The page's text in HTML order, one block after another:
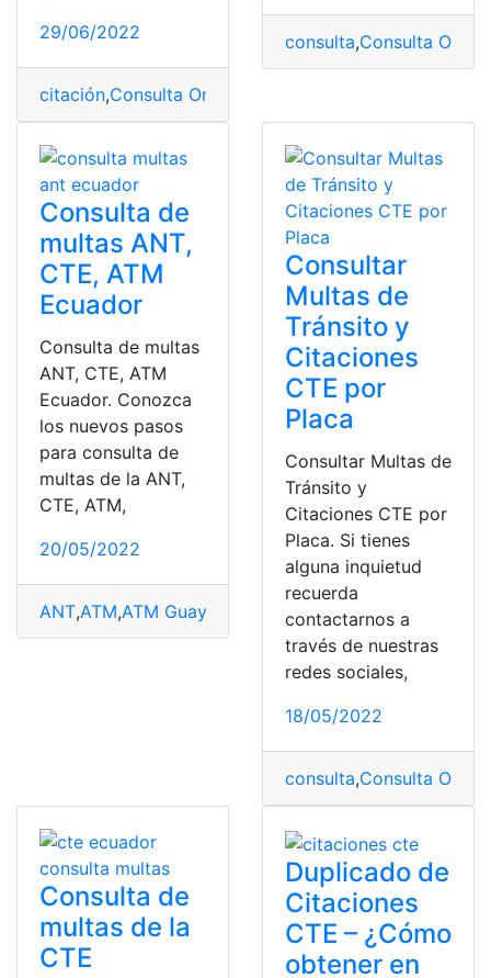
29/06/2022
citación,Consulta Online
consulta,Consulta Online
Consulta de
multas ANT,
CTE, ATM
Ecuador
Consulta de multas
ANT, CTE, ATM
Ecuador. Conozca
los nuevos pasos
para consulta de
multas de la ANT,
CTE, ATM,
20/05/2022
ANT,ATM,ATM Guayaquil Certificado de no
Consultar
Multas de
Tránsito y
Citaciones
CTE por
Placa
Consultar Multas de
Tránsito y
Citaciones CTE por
Placa. Si tienes
alguna inquietud
recuerda
contactarnos a
través de nuestras
redes sociales,
18/05/2022
consulta,Consulta Online
Consulta de
multas de la
CTE
Duplicado de
Citaciones
CTE – ¿Cómo
obtener en